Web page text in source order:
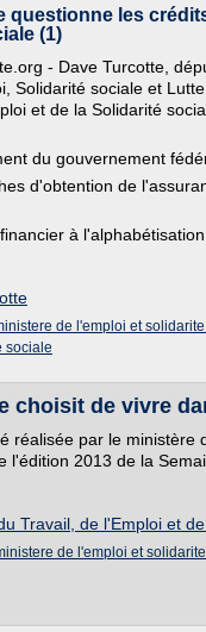
questionne les
(1)
- Dave Turcotte,
Solidarité sociale et
et de la Solidarité
du gouvernement
d'obtention de
à l'alphabétisation
de l'emploi et
sociale
choisit de vivre
réalisée par le ministère
l'édition 2013 de la
Travail, de l'Emploi et
de l'emploi et